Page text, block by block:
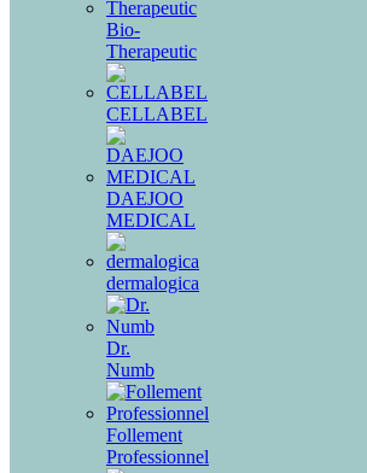
Bio-
Therapeutic
CELLABEL
DAEJOO
MEDICAL
dermalogica
Dr.
Numb
Follement
Professionnel